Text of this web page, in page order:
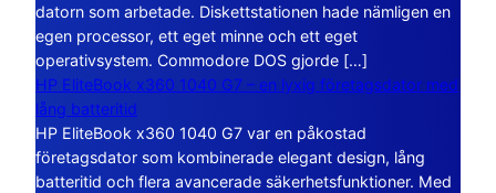
datorn som arbetade. Diskettstationen hade nämligen en
egen processor, ett eget minne och ett eget
operativsystem. Commodore DOS gjorde […]
HP EliteBook x360 1040 G7 – en lyxig företagsdator med
lång batteritid
HP EliteBook x360 1040 G7 var en påkostad
företagsdator som kombinerade elegant design, lång
batteritid och flera avancerade säkerhetsfunktioner. Med